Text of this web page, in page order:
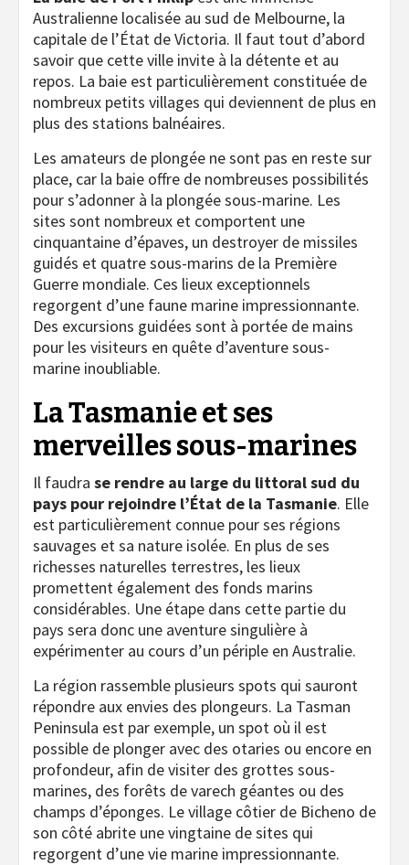
Australienne localisée au sud de Melbourne, la
capitale de l’État de Victoria. Il faut tout d’abord
savoir que cette ville invite à la détente et au
repos. La baie est particulièrement constituée de
nombreux petits villages qui deviennent de plus en
plus des stations balnéaires.
Les amateurs de plongée ne sont pas en reste sur
place, car la baie offre de nombreuses possibilités
pour s’adonner à la plongée sous-marine. Les
sites sont nombreux et comportent une
cinquantaine d’épaves, un destroyer de missiles
guidés et quatre sous-marins de la Première
Guerre mondiale. Ces lieux exceptionnels
regorgent d’une faune marine impressionnante.
Des excursions guidées sont à portée de mains
pour les visiteurs en quête d’aventure sous-
marine inoubliable.
La Tasmanie et ses
merveilles sous-marines
Il faudra se rendre au large du littoral sud du
pays pour rejoindre l’État de la Tasmanie. Elle
est particulièrement connue pour ses régions
sauvages et sa nature isolée. En plus de ses
richesses naturelles terrestres, les lieux
promettent également des fonds marins
considérables. Une étape dans cette partie du
pays sera donc une aventure singulière à
expérimenter au cours d’un périple en Australie.
La région rassemble plusieurs spots qui sauront
répondre aux envies des plongeurs. La Tasman
Peninsula est par exemple, un spot où il est
possible de plonger avec des otaries ou encore en
profondeur, afin de visiter des grottes sous-
marines, des forêts de varech géantes ou des
champs d’éponges. Le village côtier de Bicheno de
son côté abrite une vingtaine de sites qui
regorgent d’une vie marine impressionnante.